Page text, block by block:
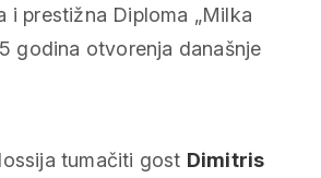
i prestižna Diploma „Milka
godina otvorenja današnje
tumačiti gost Dimitris